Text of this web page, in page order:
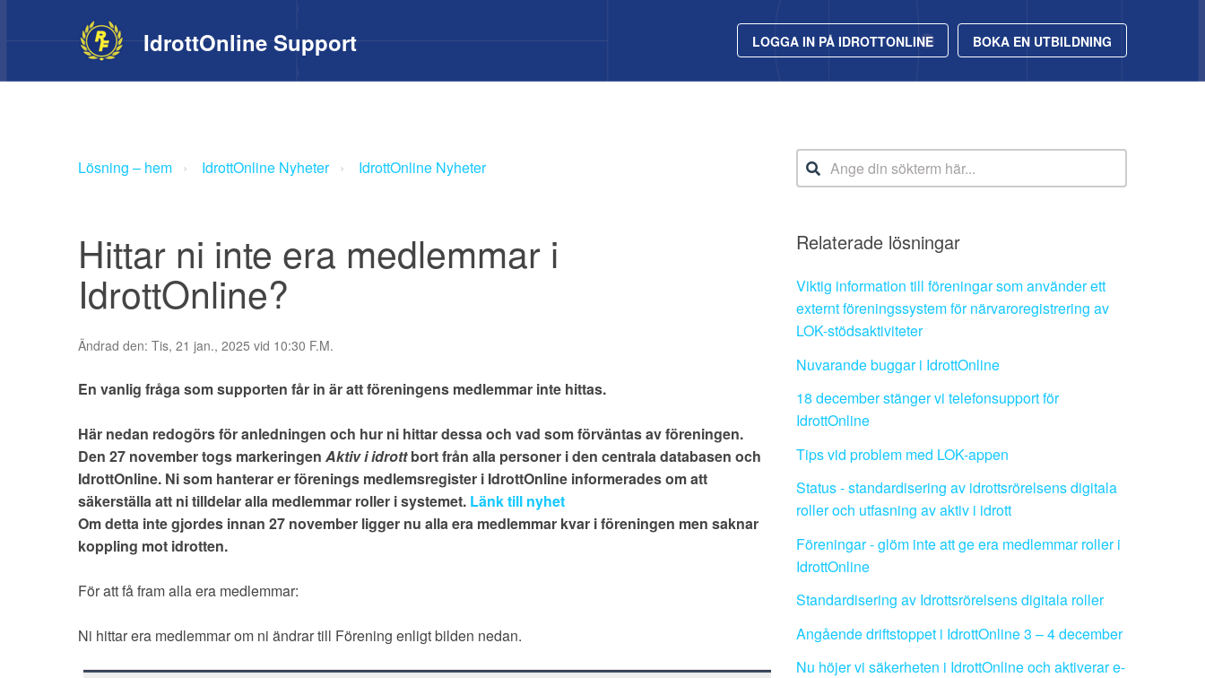
IdrottOnlineSupport LOGGA IN PÅ IDROTTONLINE BOKA EN UTBILDNING
Lösning – hem IdrottOnline Nyheter IdrottOnline Nyheter
Hittar ni inte era medlemmar i
IdrottOnline?
Ändrad den: Tis, 21 jan., 2025 vid 10:30 F.M.
En vanlig fråga som supporten får in är att föreningens medlemmar inte hittas.
Här nedan redogörs för anledningen och hur ni hittar dessa och vad som förväntas av föreningen.
Den 27 november togs markeringen Aktiv i idrottbort från alla personer i den centrala databasen och
IdrottOnline. Ni som hanterar er förenings medlemsregister i IdrottOnline informerades om att
säkerställa att ni tilldelar alla medlemmar roller i systemet. Länk till nyhet
Om detta inte gjordes innan 27 november ligger nu alla era medlemmar kvar i föreningen men saknar
koppling mot idrotten.
För att få fram alla era medlemmar:
Ni hittar era medlemmar om ni ändrar till Förening enligt bilden nedan.
Relaterade lösningar
Viktig information till föreningar som använder ett
externt föreningssystem för närvaroregistrering av
LOK-stödsaktiviteter
Nuvarande buggar i IdrottOnline
18 december stänger vi telefonsupport för
IdrottOnline
Tips vid problem med LOK-appen
Status - standardisering av idrottsrörelsens digitala
roller och utfasning av aktiv i idrott
Föreningar - glöm inte att ge era medlemmar roller i
IdrottOnline
Standardisering av Idrottsrörelsens digitala roller
Angående driftstoppet i IdrottOnline 3 – 4 december
Nu höjer vi säkerheten i IdrottOnline och aktiverar e-